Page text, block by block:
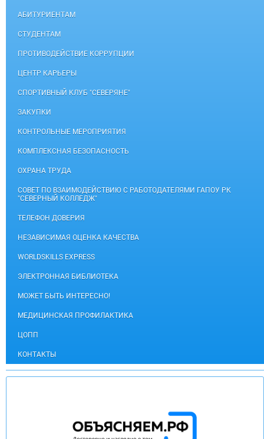
АБИТУРИЕНТАМ
СТУДЕНТАМ
ПРОТИВОДЕЙСТВИЕ КОРРУПЦИИ
ЦЕНТР КАРЬЕРЫ
СПОРТИВНЫЙ КЛУБ "СЕВЕРЯНЕ"
ЗАКУПКИ
КОНТРОЛЬНЫЕ МЕРОПРИЯТИЯ
КОМПЛЕКСНАЯ БЕЗОПАСНОСТЬ
ОХРАНА ТРУДА
СОВЕТ ПО ВЗАИМОДЕЙСТВИЮ С РАБОТОДАТЕЛЯМИ ГАПОУ РК
"СЕВЕРНЫЙ КОЛЛЕДЖ"
ТЕЛЕФОН ДОВЕРИЯ
НЕЗАВИСИМАЯ ОЦЕНКА КАЧЕСТВА
WORLDSKILLS EXPRESS
ЭЛЕКТРОННАЯ БИБЛИОТЕКА
МОЖЕТ БЫТЬ ИНТЕРЕСНО!
МЕДИЦИНСКАЯ ПРОФИЛАКТИКА
ЦОПП
КОНТАКТЫ